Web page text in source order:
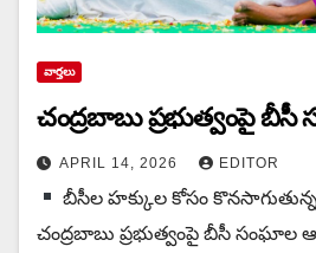
వార్త‌లు
చంద్రబాబు ప్రభుత్వంపై
APRIL 14, 2026 EDITOR
బీసీల హక్కుల కోసం కొన‌సాగుతున్న‌
చంద్రబాబు ప్రభుత్వంపై బీసీ సంఘాల